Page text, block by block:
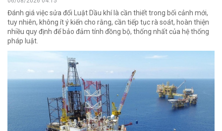
Đánh giá việc sửa đổi Luật Dầu khí là cần thiết trong bối cảnh mới,
tuy nhiên, không ít ý kiến cho rằng, cần tiếp tục rà soát, hoàn thiện
nhiều quy định để bảo đảm tính đồng bộ, thống nhất của hệ thống
pháp luật.